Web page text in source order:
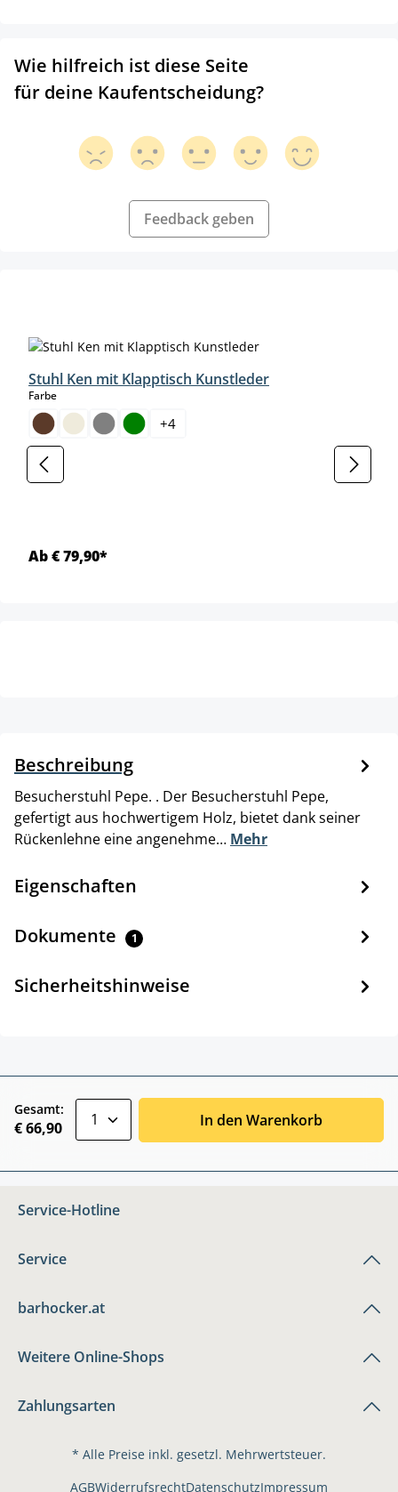
Wie hilfreich ist diese Seite
für deine Kaufentscheidung?
Feedback geben
Stuhl Ken mit Klapptisch Kunstleder
Farbeauswählen
+4
Ab € 79,90*
Beschreibung
Besucherstuhl Pepe. . Der Besucherstuhl Pepe,
gefertigt aus hochwertigem Holz, bietet dank seiner
Rückenlehne eine angenehme… Mehr
Eigenschaften
Dokumente 1
Sicherheitshinweise
Gesamt:
€ 66,90 In den Warenkorb
Service-Hotline
Service
barhocker.at
Weitere Online-Shops
Zahlungsarten
* Alle Preise inkl. gesetzl. Mehrwertsteuer.
AGBWiderrufsrechtDatenschutzImpressum